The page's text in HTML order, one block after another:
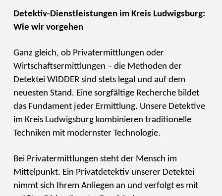
Detektiv-Dienstleistungen im Kreis Ludwigsburg:
Wie wir vorgehen
Ganz gleich, ob Privatermittlungen oder
Wirtschaftsermittlungen – die Methoden der
Detektei WIDDER sind stets legal und auf dem
neuesten Stand. Eine sorgfältige Recherche bildet
das Fundament jeder Ermittlung. Unsere Detektive
im Kreis Ludwigsburg kombinieren traditionelle
Techniken mit modernster Technologie.
Bei Privatermittlungen steht der Mensch im
Mittelpunkt. Ein Privatdetektiv unserer Detektei
nimmt sich Ihrem Anliegen an und verfolgt es mit